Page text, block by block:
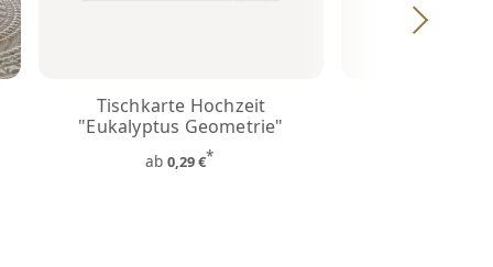
Tischkarte Hochzeit
"Eukalyptus Geometrie"
ab 0,29 €*